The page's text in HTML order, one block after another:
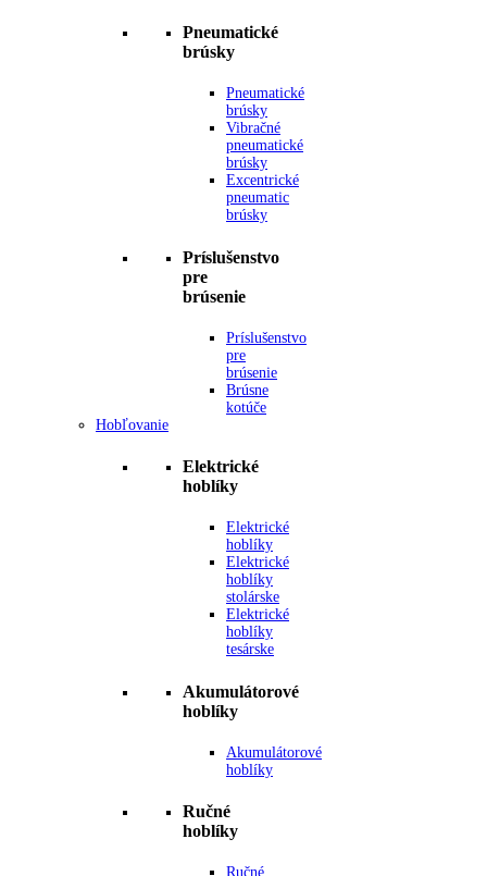
Pneumatické
brúsky
Pneumatické
brúsky
Vibračné
pneumatické
brúsky
Excentrické
pneumatic
brúsky
Príslušenstvo
pre
brúsenie
Príslušenstvo
pre
brúsenie
Brúsne
kotúče
Hobľovanie
Elektrické
hoblíky
Elektrické
hoblíky
Elektrické
hoblíky
stolárske
Elektrické
hoblíky
tesárske
Akumulátorové
hoblíky
Akumulátorové
hoblíky
Ručné
hoblíky
Ručné